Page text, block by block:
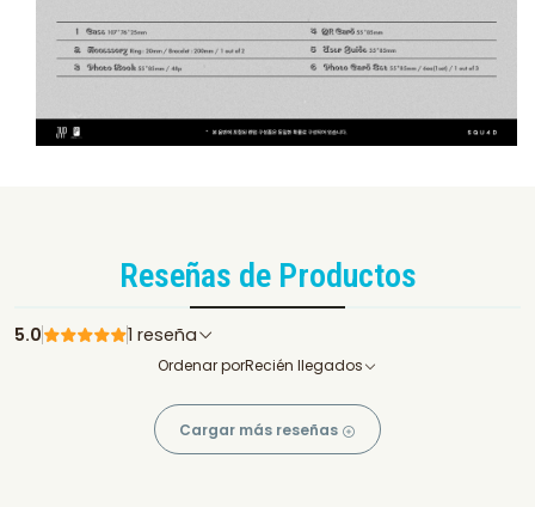
Reseñas de Productos
5.0 1 reseña
Ordenar porRecién llegados
Cargar más reseñas